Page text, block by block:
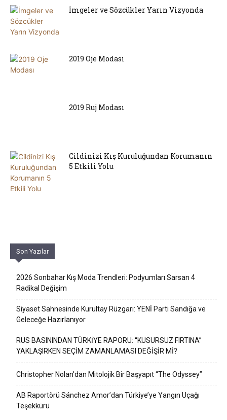
İmgeler ve Sözcükler Yarın Vizyonda
2019 Oje Modası
2019 Ruj Modası
Cildinizi Kış Kuruluğundan Korumanın
5 Etkili Yolu
Son Yazılar
2026 Sonbahar Kış Moda Trendleri: Podyumları Sarsan 4
Radikal Değişim
Siyaset Sahnesinde Kurultay Rüzgarı: YENİ Parti Sandığa ve
Geleceğe Hazırlanıyor
RUS BASININDAN TÜRKİYE RAPORU: “KUSURSUZ FIRTINA”
YAKLAŞIRKEN SEÇİM ZAMANLAMASI DEĞİŞİR Mİ?
Christopher Nolan’dan Mitolojik Bir Başyapıt “The Odyssey”
AB Raportörü Sánchez Amor’dan Türkiye’ye Yangın Uçağı
Teşekkürü